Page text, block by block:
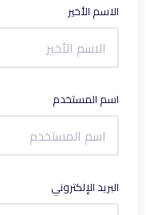
الاسم الأخير
اسم المستخدم
البريد الإلكتروني